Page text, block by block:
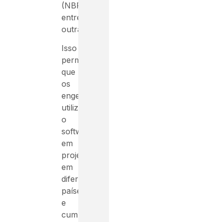
(NBR),
entre
outras.
Isso
permite
que
os
engenheiros
utilizem
o
software
em
projetos
em
diferentes
países
e
cumpram